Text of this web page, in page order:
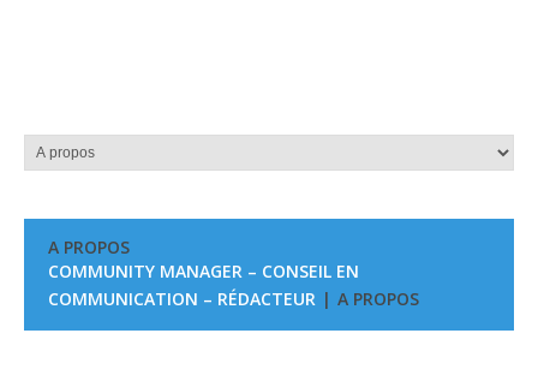
A PROPOS
COMMUNITY MANAGER – CONSEIL EN
COMMUNICATION – RÉDACTEUR
A PROPOS